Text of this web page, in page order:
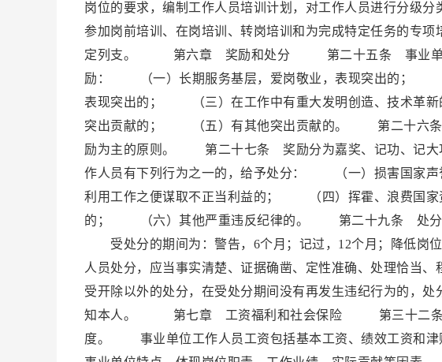
岗位的要求，编制工作人员培训计划，对工作人员进行分
参加岗前培训、在岗培训、转岗培训和为完成特定任务的
定列支。 第六章 奖励和处分 第二十五条 事业单位工
励： （一）长期服务基层，爱岗敬业，表现突出的； （
表现突出的； （三）在工作中有重大发明创造、技术革
突出贡献的； （五）有其他突出贡献的。 第二十六条
励为主的原则。 第二十七条 奖励分为嘉奖、记功、记
作人员有下列行为之一的，给予处分： （一）损害国
利用工作之便谋取不正当利益的； （四）挥霍、浪费国
的； （六）其他严重违反纪律的。 第二十九条 处分分
受处分的期间为：警告，6个月；记过，12个月；降低
人员处分，应当事实清楚、证据确凿、定性准确、处理恰
受开除以外的处分，在受处分期间没有再发生违纪行为的，
知本人。 第七章 工资福利和社会保险 第三十二条 国
度。 事业单位工作人员工资包括基本工资、绩效工资和